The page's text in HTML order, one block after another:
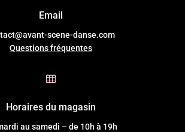
Email
scene-danse.com
Questions fréquentes

Horaires du magasin
au samedi – de 10h à 19h